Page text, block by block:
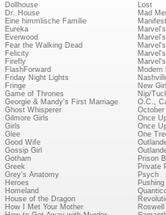
Dollhouse
Dr. House
Eine himmlische Familie
Eureka
Everwood
Fear the Walking Dead
Felicity
Firefly
FlashForward
Friday Night Lights
Fringe
Game of Thrones
Georgie & Mandy's First Marriage
Ghost Whisperer
Gilmore Girls
Girls
Glee
Good Wife
Gossip Girl
Gotham
Greek
Grey's Anatomy
Heroes
Homeland
House of the Dragon
How I Met Your Mother
Lost
Mad
Manifest
Modern
New Girl
Nip/
O.C.,
October
Once
Once
One
Prison
Private
Psych
Roswell